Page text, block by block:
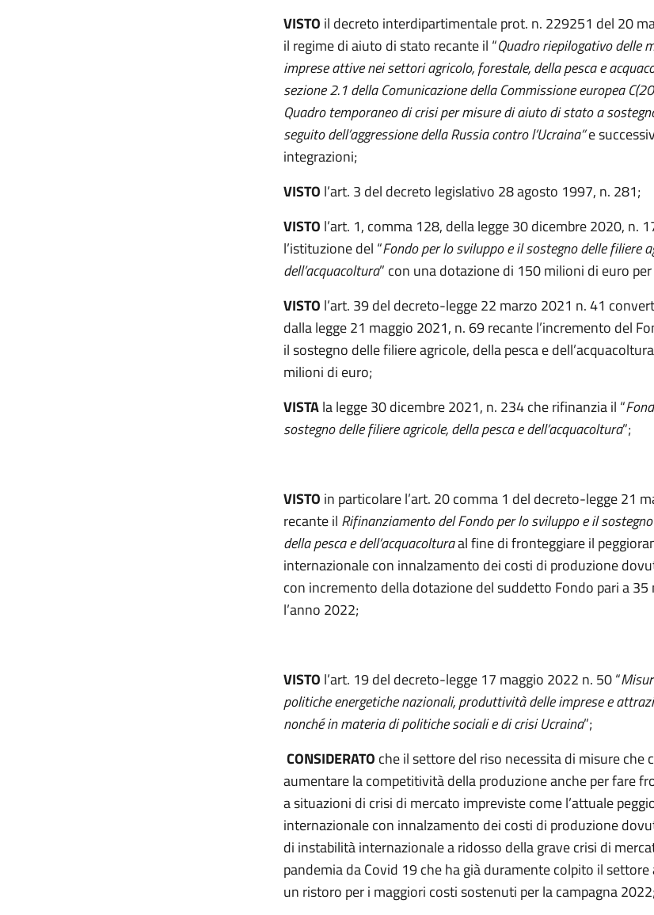
VISTO il decreto interdipartimentale prot. n. 229251 del 20
il regime di aiuto di stato recante il “Quadro riepilogativo delle
imprese attive nei settori agricolo, forestale, della pesca e
sezione 2.1 della Comunicazione della Commissione europea
Quadro temporaneo di crisi per misure di aiuto di stato a
seguito dell’aggressione della Russia contro l’Ucraina”e
integrazioni;
VISTO l’art. 3 del decreto legislativo 28 agosto 1997, n. 281;
VISTO l’art. 1, comma 128, della legge 30 dicembre 2020, n.
l’istituzione del “Fondo per lo sviluppo e il sostegno delle filiere
dell’acquacoltura” con una dotazione di 150 milioni di euro per
VISTO l’art. 39 del decreto-legge 22 marzo 2021 n. 41
dalla legge 21 maggio 2021, n. 69 recante l’incremento del
il sostegno delle filiere agricole, della pesca e
milioni di euro;
VISTAla legge 30 dicembre 2021, n. 234 che rifinanzia il “
sostegno delle filiere agricole, della pesca e dell’acquacoltura”;
VISTO in particolare l’art. 20 comma 1 del decreto-legge 21
recante il Rifinanziamento del Fondo per lo sviluppo e il
della pesca e dell’acquacolturaal fine di fronteggiare il
internazionale con innalzamento dei costi di produzione
con incremento della dotazione del suddetto Fondo pari a
l’anno 2022;
VISTO l’art. 19 del decreto-legge 17 maggio 2022 n. 50 “
politiche energetiche nazionali, produttività delle imprese e
nonché in materia di politiche sociali e di crisi Ucraina”;
CONSIDERATO che il settore del riso necessita di misure che
aumentare la competitività della produzione anche per fare
a situazioni di crisi di mercato impreviste come l’attuale
internazionale con innalzamento dei costi di produzione
di instabilità internazionale a ridosso della grave crisi di
pandemia da Covid 19 che ha già duramente colpito il
un ristoro per i maggiori costi sostenuti per la campagna 2022;